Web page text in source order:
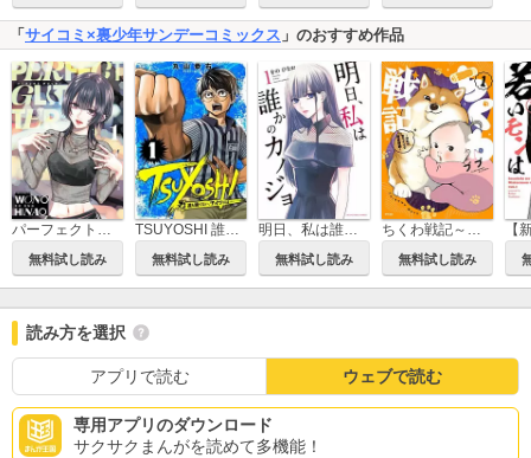
「 サイコミ×裏少年サンデーコミックス 」のおすすめ作品
パーフェクトグリッター
無料試し読み
TSUYOSHI 誰も勝てない、アイツには
無料試し読み
明日、私は誰かのカノジョ
無料試し読み
ちくわ戦記～おれのカワイイで地球侵略～
無料試し読み
読み方を選択
アプリで読む ウェブで読む
専用アプリのダウンロード
サクサクまんがを読めて多機能！